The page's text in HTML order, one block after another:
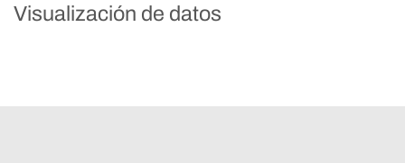
Visualización de datos